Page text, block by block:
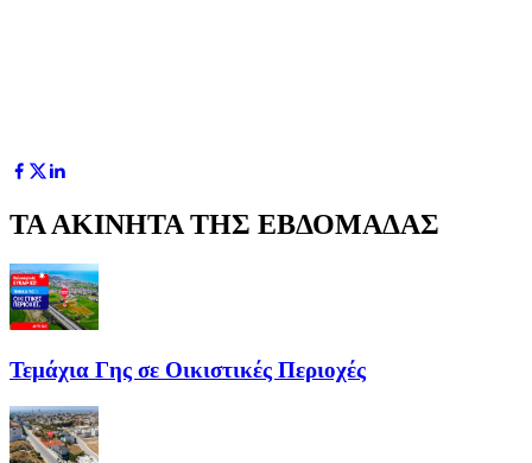
ΤΑ ΑΚΙΝΗΤΑ ΤΗΣ ΕΒΔΟΜΑΔΑΣ
Τεμάχια Γης σε Οικιστικές Περιοχές